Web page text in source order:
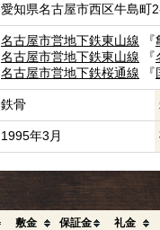
愛知県名古屋市西区牛島町
名古屋市営地下鉄東山線 『
名古屋市営地下鉄東山線 『
名古屋市営地下鉄桜通線 『
鉄骨
1995年3月
敷金 保証金 礼金